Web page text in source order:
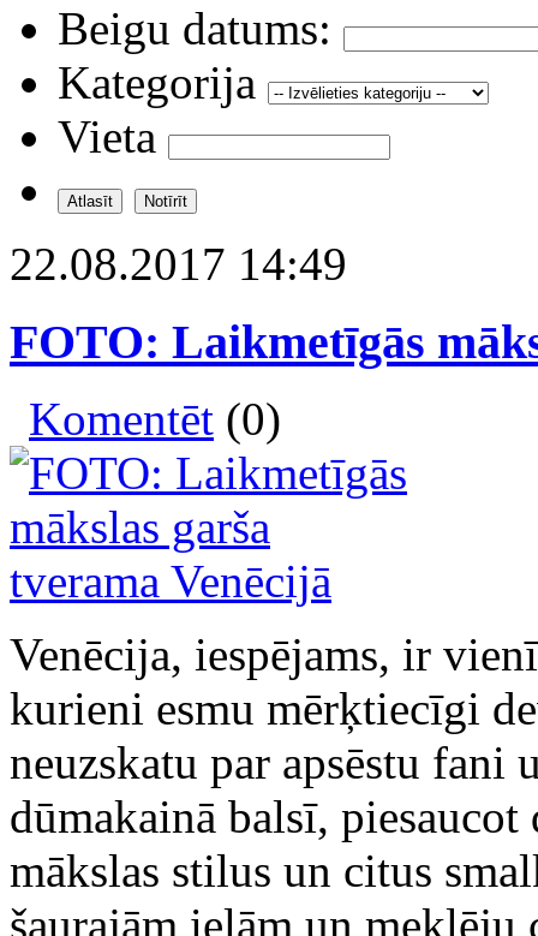
Beigu datums:
Kategorija
Vieta
22.08.2017 14:49
FOTO: Laikmetīgās
Komentēt (0)
Venēcija, iespējams, ir
kurieni esmu mērķtiecīgi
neuzskatu par apsēstu fani
dūmakainā balsī, piesaucot
mākslas stilus un citus
šaurajām ielām un meklēju